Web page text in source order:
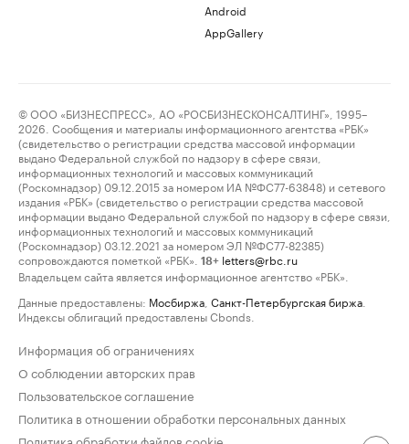
Android
AppGallery
© ООО «БИЗНЕСПРЕСС», АО «РОСБИЗНЕСКОНСАЛТИНГ», 1995–
2026. Сообщения и материалы информационного агентства «РБК»
(свидетельство о регистрации средства массовой информации
выдано Федеральной службой по надзору в сфере связи,
информационных технологий и массовых коммуникаций
(Роскомнадзор) 09.12.2015 за номером ИА №ФС77-63848) и сетевого
издания «РБК» (свидетельство о регистрации средства массовой
информации выдано Федеральной службой по надзору в сфере связи,
информационных технологий и массовых коммуникаций
(Роскомнадзор) 03.12.2021 за номером ЭЛ №ФС77-82385)
сопровождаются пометкой «РБК».
18+ letters@rbc.ru
Владельцем сайта является информационное агентство «РБК».
Данные предоставлены: Мосбиржа Санкт-Петербургская биржа
Индексы облигаций предоставлены Cbonds.
Информация об ограничениях
О соблюдении авторских прав
Пользовательское соглашение
Политика в отношении обработки персональных данных